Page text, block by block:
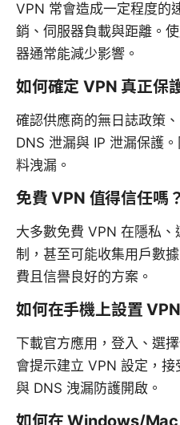
VPN 常會造成一定程度的
銷、伺服器負載與距離。
器通常能減少影響。
如何確定 VPN 真正保
確認供應商的無日誌政策
DNS 泄漏與 IP 泄漏保護
料洩漏。
免費 VPN 值得信任嗎？
大多數免費 VPN 在隱私
制，甚至可能收集用戶數
費且信譽良好的方案。
如何在手機上設置
下載官方應用，登入、選
會提示建立 VPN 設定，
與 DNS 洩漏防護開啟。